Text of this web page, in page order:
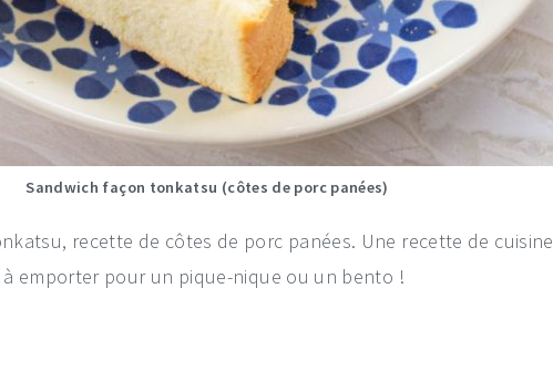
Sandwich façon tonkatsu (côtes de porc panées)
recette de côtes de porc panées. Une recette de cuisine
emporter pour un pique-nique ou un bento !